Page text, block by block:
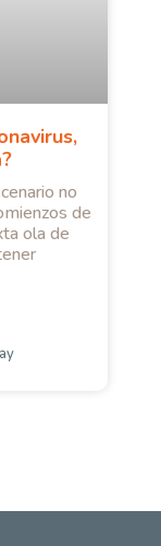
no
de
ola de